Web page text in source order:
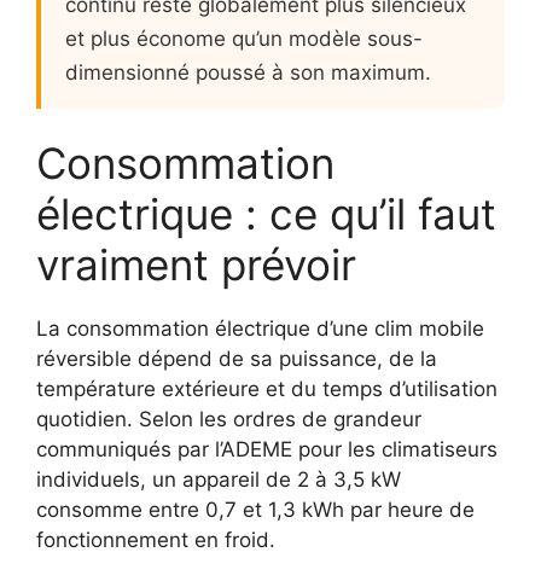
et plus économe qu’un modèle sous-
dimensionné poussé à son maximum.
Consommation
électrique : ce qu’il faut
vraiment prévoir
La consommation électrique d’une clim mobile
réversible dépend de sa puissance, de la
température extérieure et du temps d’utilisation
quotidien. Selon les ordres de grandeur
communiqués par l’ADEME pour les climatiseurs
individuels, un appareil de 2 à 3,5 kW
consomme entre 0,7 et 1,3 kWh par heure de
fonctionnement en froid.